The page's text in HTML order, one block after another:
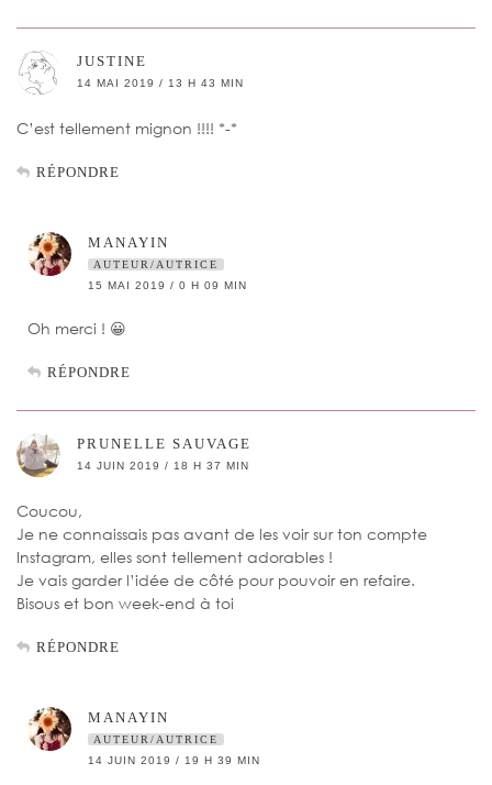
JUSTINE
14 MAI 2019 / 13 H 43 MIN
C’est tellement mignon !!!! *-*
RÉPONDRE
MANAYIN
AUTEUR/AUTRICE
15 MAI 2019 / 0 H 09 MIN
Oh merci ! 😀
RÉPONDRE
PRUNELLE SAUVAGE
14 JUIN 2019 / 18 H 37 MIN
Coucou,
Je ne connaissais pas avant de les voir sur ton compte
Instagram, elles sont tellement adorables !
Je vais garder l’idée de côté pour pouvoir en refaire.
Bisous et bon week-end à toi
RÉPONDRE
MANAYIN
AUTEUR/AUTRICE
14 JUIN 2019 / 19 H 39 MIN